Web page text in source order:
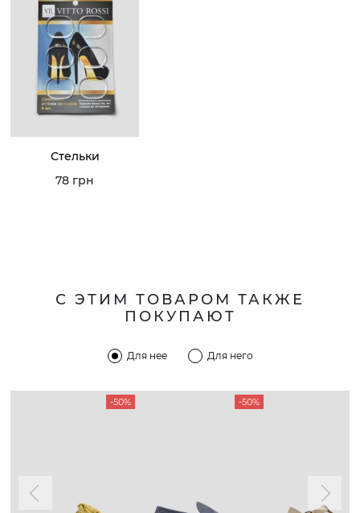
Стельки
78 грн
С ЭТИМ ТОВАРОМ ТАКЖЕ
ПОКУПАЮТ
Для нее Для него
-50% -50%